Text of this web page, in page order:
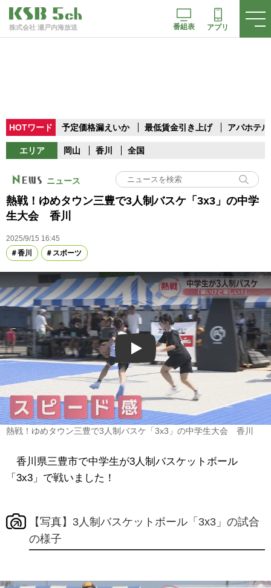
株式会社 瀬戸内海放送 番組表 アプリ
HOTワード 予定価格漏えいか 最低賃金引き上げ アパホテル
エリア 岡山 香川 全国
ニュース
熱戦！ゆめタウン三豊で3人制バスケ「3x3」の中学
生大会 香川
2025/9/15 16:45
香川
スポーツ
Play
熱戦！ゆめタウン三豊で3人制バスケ「3x3」の中学生大会 香川
香川県三豊市で中学生が3人制バスケットボール
「3x3」で戦いました！
【写真】3人制バスケットボール「3x3」の試合
の様子